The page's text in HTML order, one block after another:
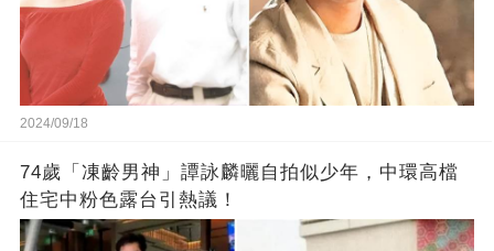
2024/09/18
74歲「凍齡男神」譚詠麟曬自拍似少年，中環高檔
住宅中粉色露台引熱議！